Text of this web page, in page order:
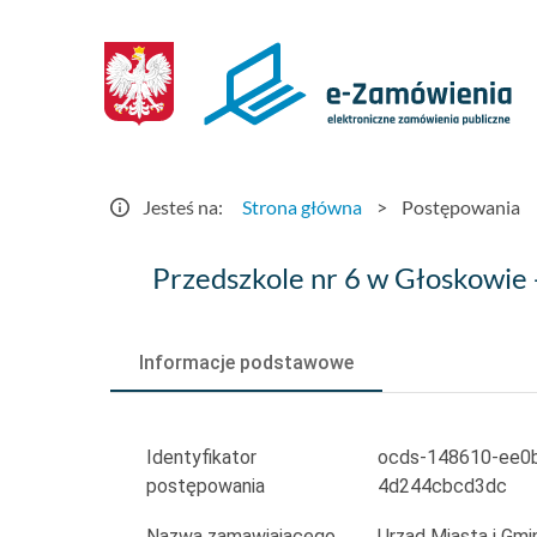
Postępowania
Jesteś na: Strona główna > Postępowania
Przedszkole
w
Głoskowie
Przedszkole nr 6 w
Informacje podstawowe
Identyfikator
postępowania
ocds-148610-
4d244cbcd3dc